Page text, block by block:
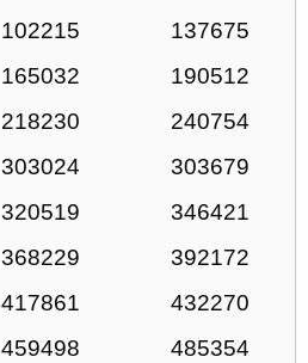
102215
137675
165032
190512
218230
240754
303024
303679
320519
346421
368229
392172
417861
432270
459498
485354